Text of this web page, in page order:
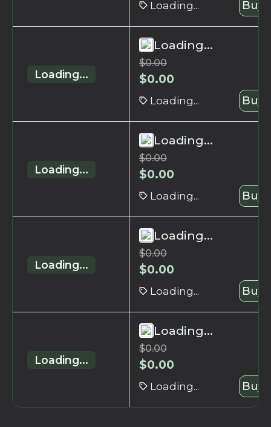
Loading... Buy
Loading...
Loading...
$0.00
$0.00
Loading... Buy
Loading...
Loading...
$0.00
$0.00
Loading... Buy
Loading...
Loading...
$0.00
$0.00
Loading... Buy
Loading...
Loading...
$0.00
$0.00
Loading... Buy